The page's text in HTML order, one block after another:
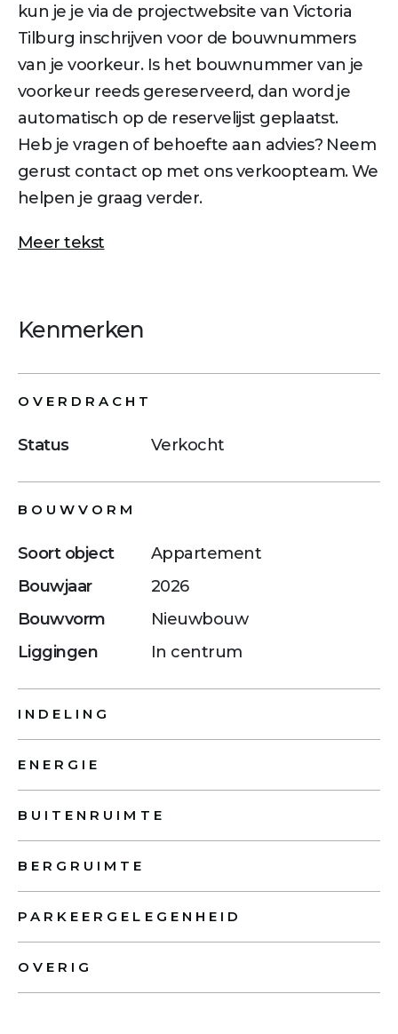
kun je je via de projectwebsite van Victoria
Tilburg inschrijven voor de bouwnummers
van je voorkeur. Is het bouwnummer van je
voorkeur reeds gereserveerd, dan word je
automatisch op de reservelijst geplaatst.
Heb je vragen of behoefte aan advies? Neem
gerust contact op met ons verkoopteam. We
helpen je graag verder.
Meer tekst
Kenmerken
OVERDRACHT
Status Verkocht
BOUWVORM
Soort object
Appartement
Bouwjaar
2026
Bouwvorm
Nieuwbouw
Liggingen
In centrum
INDELING
ENERGIE
BUITENRUIMTE
BERGRUIMTE
PARKEERGELEGENHEID
OVERIG